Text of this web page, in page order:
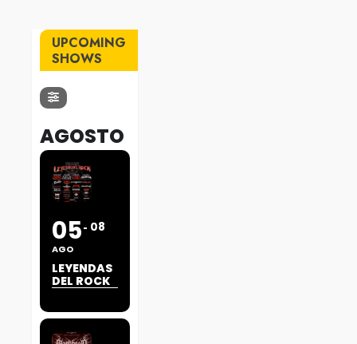
UPCOMING
SHOWS
AGOSTO
05
AGO
08
LEYENDAS
DEL ROCK